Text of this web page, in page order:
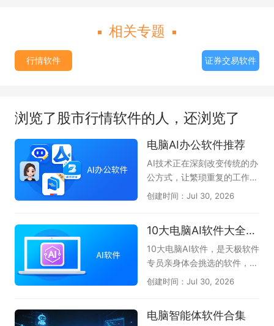
相关专题
行情软件 证券交易软件
浏览了股市行情软件的人，还浏览了
电脑AI办公软件推荐
AI技术正在深刻改变传统的办
公方式，让繁琐重复的工作变
得高效又轻松。无论是文案撰
公软件都能像得力助手一样，
帮你快速理清思路并输出高质
量成果。它们将复杂的操作简
化为几句对话指令，大幅降低
了专业技能的门槛，使职场人
在创意与决策上，真正实现事
创建时间：Jul 30, 2026
10大电脑AI软件大全-办公学习必备
10大电脑AI软件，是天极软件
专员亲身体会挑选的软件，无
论是AI问答、AI创作、AI答
升我们的办公效率和学习拓
创建时间：Jul 30, 2026
电脑智能体软件合集